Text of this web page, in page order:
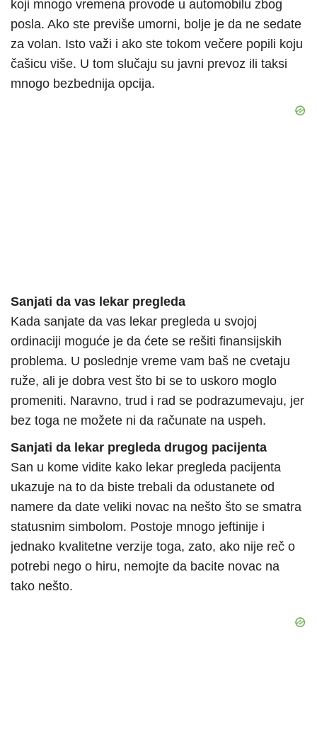
koji mnogo vremena provode u automobilu zbog
posla. Ako ste previše umorni, bolje je da ne sedate
za volan. Isto važi i ako ste tokom večere popili koju
čašicu više. U tom slučaju su javni prevoz ili taksi
mnogo bezbednija opcija.
Sanjati da vas lekar pregleda
Kada sanjate da vas lekar pregleda u svojoj
ordinaciji moguće je da ćete se rešiti finansijskih
problema. U poslednje vreme vam baš ne cvetaju
ruže, ali je dobra vest što bi se to uskoro moglo
promeniti. Naravno, trud i rad se podrazumevaju, jer
bez toga ne možete ni da računate na uspeh.
Sanjati da lekar pregleda drugog pacijenta
San u kome vidite kako lekar pregleda pacijenta
ukazuje na to da biste trebali da odustanete od
namere da date veliki novac na nešto što se smatra
statusnim simbolom. Postoje mnogo jeftinije i
jednako kvalitetne verzije toga, zato, ako nije reč o
potrebi nego o hiru, nemojte da bacite novac na
tako nešto.